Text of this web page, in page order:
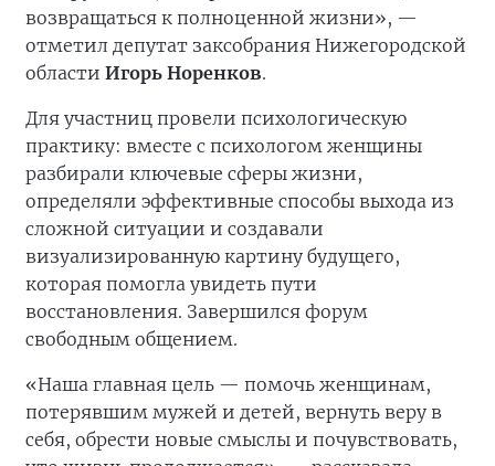
возвращаться к полноценной жизни», —
отметил депутат заксобрания Нижегородской
области Игорь Норенков.
Для участниц провели психологическую
практику: вместе с психологом женщины
разбирали ключевые сферы жизни,
определяли эффективные способы выхода из
сложной ситуации и создавали
визуализированную картину будущего,
которая помогла увидеть пути
восстановления. Завершился форум
свободным общением.
«Наша главная цель — помочь женщинам,
потерявшим мужей и детей, вернуть веру в
себя, обрести новые смыслы и почувствовать,